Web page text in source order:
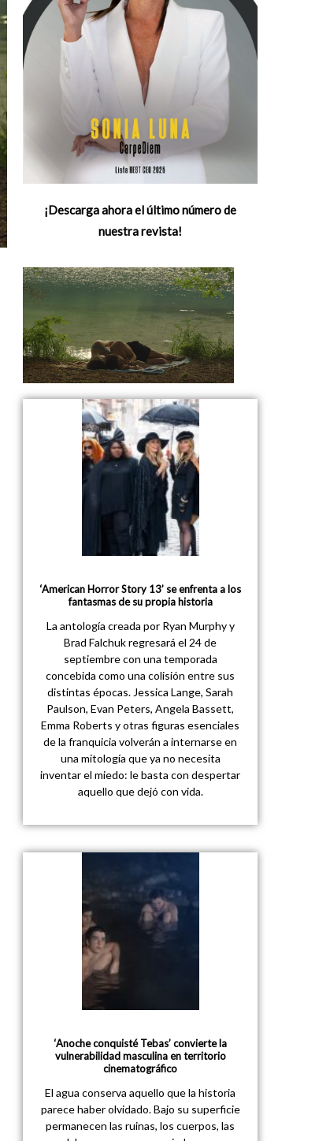
¡Descarga ahora el último número de
nuestra revista!
‘American Horror Story 13’ se enfrenta a los
fantasmas de su propia historia
La antología creada por Ryan Murphy y
Brad Falchuk regresará el 24 de
septiembre con una temporada
concebida como una colisión entre sus
distintas épocas. Jessica Lange, Sarah
Paulson, Evan Peters, Angela Bassett,
Emma Roberts y otras figuras esenciales
de la franquicia volverán a internarse en
una mitología que ya no necesita
inventar el miedo: le basta con despertar
aquello que dejó con vida.
‘Anoche conquisté Tebas’ convierte la
vulnerabilidad masculina en territorio
cinematográfico
El agua conserva aquello que la historia
parece haber olvidado. Bajo su superficie
permanecen las ruinas, los cuerpos, las